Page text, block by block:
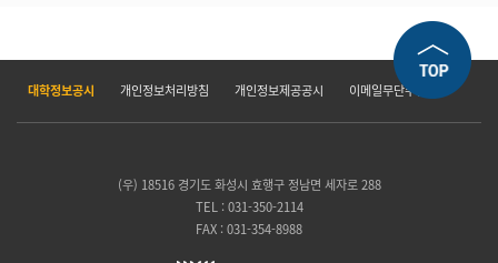
대학정보공시 개인정보처리방침 개인정보제공공시 이메일무단수집거부
(우) 18516 경기도 화성시 효행구 정남면 세자로 288
TEL : 031-350-2114
FAX : 031-354-8988